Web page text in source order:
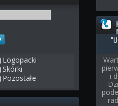
Logopacki
Skórki
Pozostałe
i